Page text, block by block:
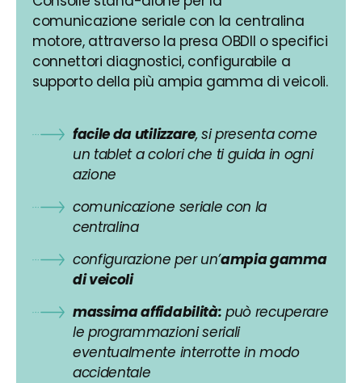
comunicazione seriale con la centralina
motore, attraverso la presa OBDII o specifici
connettori diagnostici, configurabile a
supporto della più ampia gamma di veicoli.
facile da utilizzare, si presenta come
un tablet a colori che ti guida in ogni
azione
comunicazione seriale con la
centralina
configurazione per un’ampia gamma
di veicoli
massima affidabilità: può recuperare
le programmazioni seriali
eventualmente interrotte in modo
accidentale